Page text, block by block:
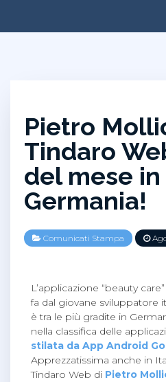
Pietro
Tindaro
del mese in
Germania!
Comunicati Stampa
L’applicazione “beauty
fa dal giovane sviluppatore
è tra le più gradite in
nella classifica delle
stilata da App Android
Apprezzatissima anche in
Tindaro Web di Pietro